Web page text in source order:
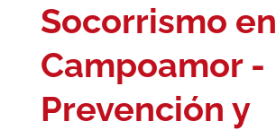
Socorrismo en
Campoamor -
Prevención y